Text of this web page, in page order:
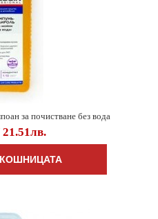
за почистване без вода
21.51лв.